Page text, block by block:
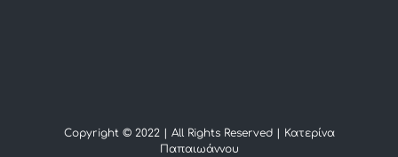
Copyright © 2022 | All Rights Reserved |
Κατερίνα
Παπαιωάννου